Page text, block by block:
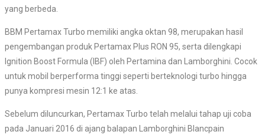
yang berbeda.
BBM Pertamax Turbo memiliki angka oktan 98, merupakan hasil
pengembangan produk Pertamax Plus RON 95, serta dilengkapi
Ignition Boost Formula (IBF) oleh Pertamina dan Lamborghini. Cocok
untuk mobil berperforma tinggi seperti berteknologi turbo hingga
punya kompresi mesin 12:1 ke atas.
Sebelum diluncurkan, Pertamax Turbo telah melalui tahap uji coba
pada Januari 2016 di ajang balapan Lamborghini Blancpain